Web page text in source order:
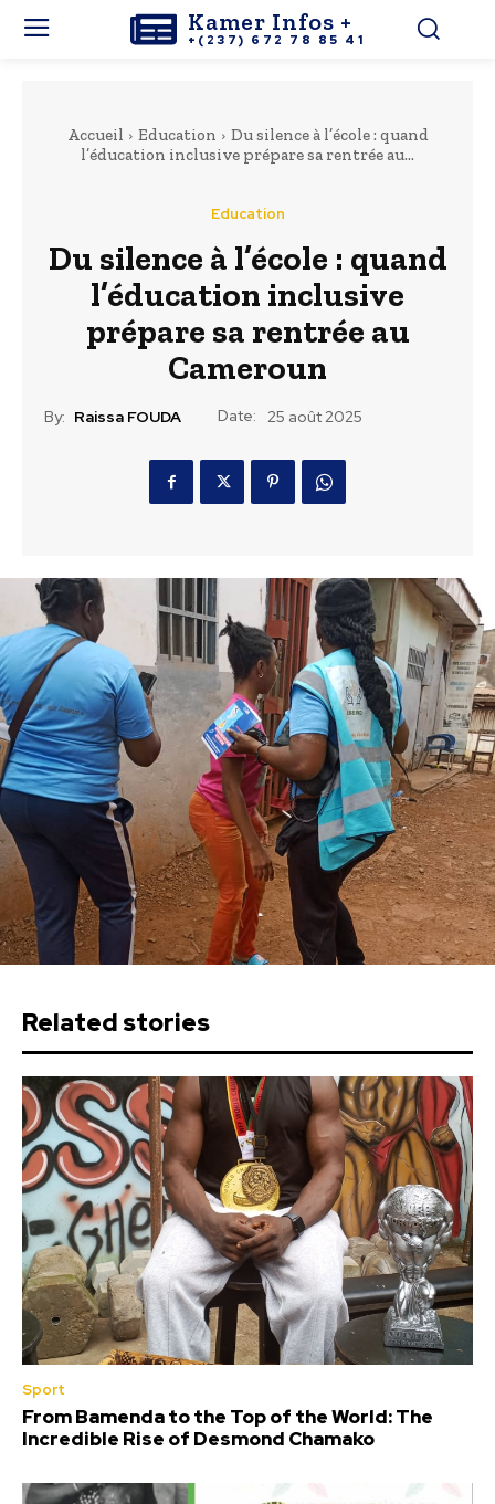
Kamer Infos +
+(237) 672 78 85 41
Accueil Education
Du silence à l’école : quand
l’éducation inclusive prépare sa rentrée au...
Education
Du silence à l’école : quand
l’éducation inclusive
prépare sa rentrée au
Cameroun
By: Raissa FOUDA Date: 25 août 2025
Related stories
Sport
From Bamenda to the Top of the World: The
Incredible Rise of Desmond Chamako